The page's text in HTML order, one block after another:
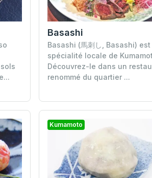
Basashi
Basashi (馬刺し, Basashi)
spécialité locale de
Découvrez-le dans un
renommé du quartier ...
Kumamoto